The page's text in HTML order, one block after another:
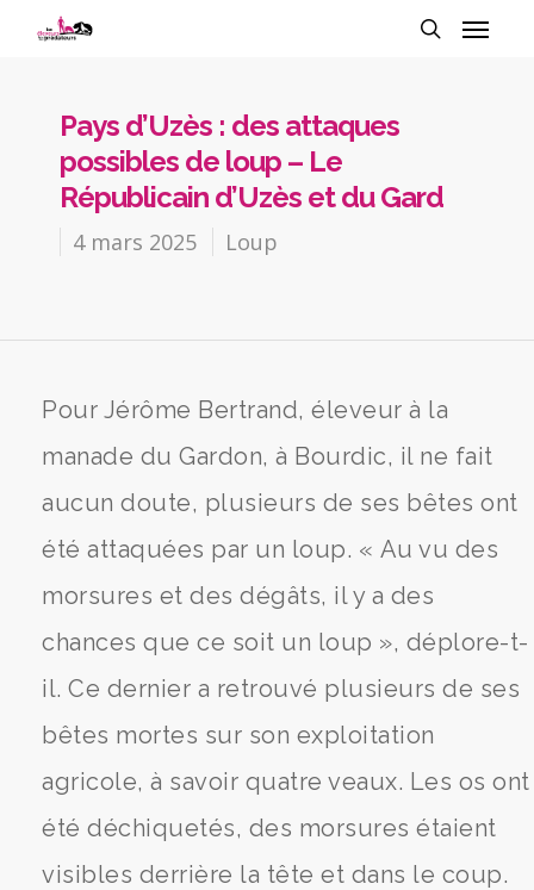
Pays d’Uzès : des attaques
possibles de loup – Le
Républicain d’Uzès et du Gard
4 mars 2025 Loup
Pour Jérôme Bertrand, éleveur à la
manade du Gardon, à Bourdic, il ne fait
aucun doute, plusieurs de ses bêtes ont
été attaquées par un loup. « Au vu des
morsures et des dégâts, il y a des
chances que ce soit un loup », déplore-t-
il. Ce dernier a retrouvé plusieurs de ses
bêtes mortes sur son exploitation
agricole, à savoir quatre veaux. Les os ont
été déchiquetés, des morsures étaient
visibles derrière la tête et dans le coup.